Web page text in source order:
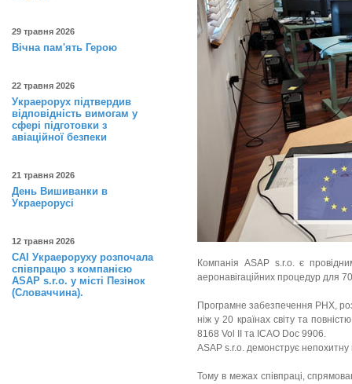
29 травня 2026
Вічна пам'ять Герою
22 травня 2026
Украерорух підтвердив
відповідність вимогам у
сфері підготовки з
авіаційної безпеки
21 травня 2026
День Вишиванки в
Украерорусі
12 травня 2026
САІ Украероруху розпочала
співпрацю з компанією
ASAP s.r.o. у місті Пезінок
(Словаччина).
Компанія ASAP s.r.o. є
аеронавігаційних процедур для
Програмне забезпечення PHX,
ніж у 20 країнах світу та
8168 Vol II та ICAO Doc 9906.
ASAP s.r.o. демонструє непохитну
Тому в межах співпраці,